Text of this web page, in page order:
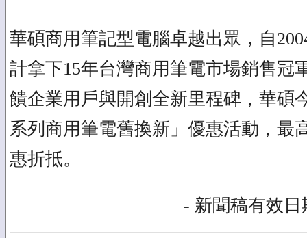
華碩商用筆記型電腦卓越出眾，自
計拿下15年台灣商用筆電市場銷售冠
饋企業用戶與開創全新里程碑，華碩
系列商用筆電舊換新」優惠活動，最
惠折抵。
- 新聞稿有效日